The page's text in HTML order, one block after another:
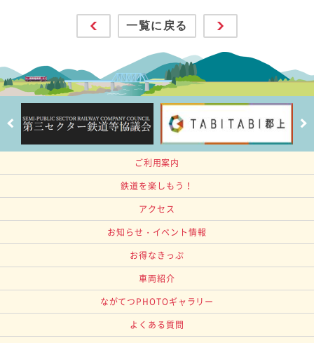
一覧に戻る
ご利用案内
鉄道を楽しもう！
アクセス
お知らせ・イベント情報
お得なきっぷ
車両紹介
ながてつPHOTOギャラリー
よくある質問